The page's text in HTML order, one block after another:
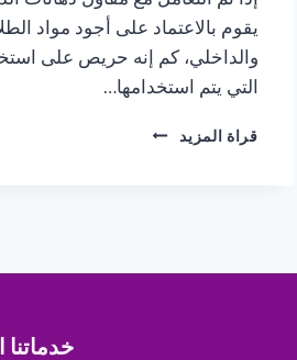
يقوم بالاعتماد على أجود مواد
والداخلي، كم إنه حريص على
التي يتم استخدامها…
قراة المزيد مقاول
خارجية